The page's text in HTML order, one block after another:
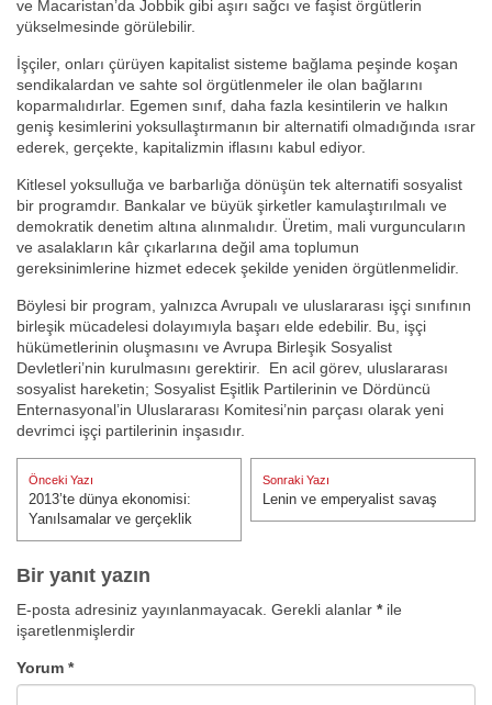
ve Macaristan’da Jobbik gibi aşırı sağcı ve faşist örgütlerin
yükselmesinde görülebilir.
İşçiler, onları çürüyen kapitalist sisteme bağlama peşinde koşan
sendikalardan ve sahte sol örgütlenmeler ile olan bağlarını
koparmalıdırlar. Egemen sınıf, daha fazla kesintilerin ve halkın
geniş kesimlerini yoksullaştırmanın bir alternatifi olmadığında ısrar
ederek, gerçekte, kapitalizmin iflasını kabul ediyor.
Kitlesel yoksulluğa ve barbarlığa dönüşün tek alternatifi sosyalist
bir programdır. Bankalar ve büyük şirketler kamulaştırılmalı ve
demokratik denetim altına alınmalıdır. Üretim, mali vurguncuların
ve asalakların kâr çıkarlarına değil ama toplumun
gereksinimlerine hizmet edecek şekilde yeniden örgütlenmelidir.
Böylesi bir program, yalnızca Avrupalı ve uluslararası işçi sınıfının
birleşik mücadelesi dolayımıyla başarı elde edebilir. Bu, işçi
hükümetlerinin oluşmasını ve Avrupa Birleşik Sosyalist
Devletleri’nin kurulmasını gerektirir. En acil görev, uluslararası
sosyalist hareketin; Sosyalist Eşitlik Partilerinin ve Dördüncü
Enternasyonal’in Uluslararası Komitesi’nin parçası olarak yeni
devrimci işçi partilerinin inşasıdır.
Yazı
gezinmesi
Önceki Yazı
Önceki Yazı:
2013’te dünya ekonomisi:
Yanılsamalar ve gerçeklik
Sonraki Yazı
Sonraki Yazı:
Lenin ve emperyalist savaş
Bir yanıt yazın
E-posta adresiniz yayınlanmayacak. Gerekli alanlar *ile
işaretlenmişlerdir
Yorum *